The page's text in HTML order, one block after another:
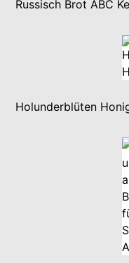
Russisch Brot ABC
Holunderblüten